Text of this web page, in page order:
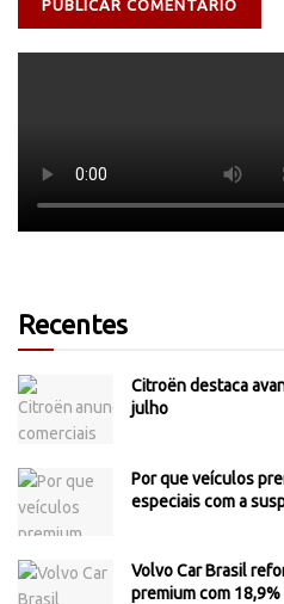
Recentes
Citroën destaca
julho
Por que veículos
especiais com a
Volvo Car Brasil
premium com